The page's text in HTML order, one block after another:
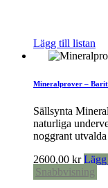
Lägg till listan
Mineralprover –
Sällsynta
naturliga
noggrant
2600,00 kr
Snabbvisning